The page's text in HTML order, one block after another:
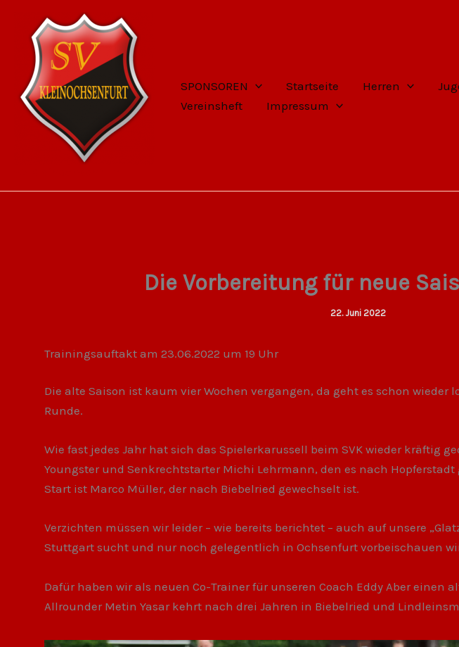
Inhalt
springen
SPONSOREN Startseite Herren
Vereinsheft
Impressum
Die Vorbereitung für neue
22. Juni 2022
Trainingsauftakt am 23.06.2022 um 19 Uhr
Die alte Saison ist kaum vier Wochen vergangen, da geht es schon wieder
Runde.
Wie fast jedes Jahr hat sich das Spielerkarussell beim SVK wieder kräftig
Youngster und Senkrechtstarter Michi Lehrmann, den es nach
Start ist Marco Müller, der nach Biebelried gewechselt ist.
Verzichten müssen wir leider – wie bereits berichtet – auch auf unsere
Stuttgart sucht und nur noch gelegentlich in Ochsenfurt vorbeischauen
Dafür haben wir als neuen Co-Trainer für unseren Coach Eddy Aber einen
Allrounder Metin Yasar kehrt nach drei Jahren in Biebelried und